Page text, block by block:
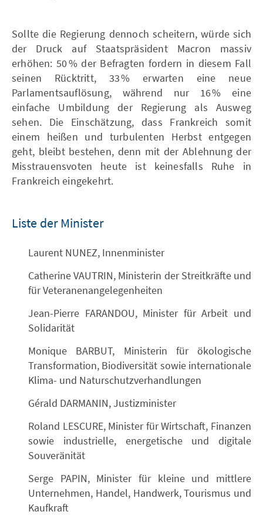
Sollte die Regierung dennoch scheitern, würde sich
der Druck auf Staatspräsident Macron massiv
erhöhen: 50 % der Befragten fordern in diesem Fall
seinen Rücktritt, 33 % erwarten eine neue
Parlamentsauflösung, während nur 16 % eine
einfache Umbildung der Regierung als Ausweg
sehen. Die Einschätzung, dass Frankreich somit
einem heißen und turbulenten Herbst entgegen
geht, bleibt bestehen, denn mit der Ablehnung der
Misstrauensvoten heute ist keinesfalls Ruhe in
Frankreich eingekehrt.
Liste der Minister
Laurent NUNEZ, Innenminister
Catherine VAUTRIN, Ministerin der Streitkräfte und
für Veteranenangelegenheiten
Jean-Pierre FARANDOU, Minister für Arbeit und
Solidarität
Monique BARBUT, Ministerin für ökologische
Transformation, Biodiversität sowie internationale
Klima- und Naturschutzverhandlungen
Gérald DARMANIN, Justizminister
Roland LESCURE, Minister für Wirtschaft, Finanzen
sowie industrielle, energetische und digitale
Souveränität
Serge PAPIN, Minister für kleine und mittlere
Unternehmen, Handel, Handwerk, Tourismus und
Kaufkraft